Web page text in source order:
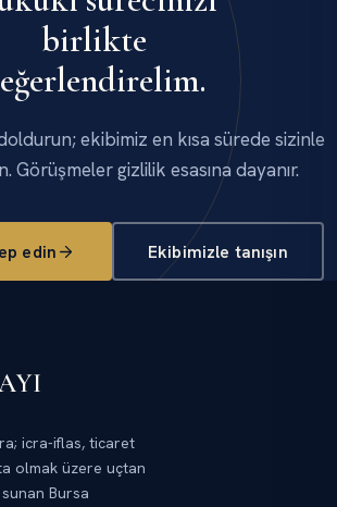
birlikte
ekibimiz en kısa sürede sizinle
Görüşmeler gizlilik esasına dayanır.
edin Ekibimizle tanışın
icra-iflas, ticaret
olmak üzere uçtan
Bursa